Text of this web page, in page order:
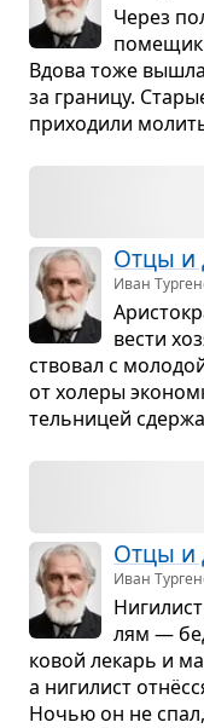
Через
поме­щик
Вдова тоже
за гра­ницу.
при­хо­дили
Отцы и
Иван
вести
ство­вал с
от холеры
тель­ни­цей
Отцы и
Иван
лям —
ко­вой лекарь и
а ниги­лист
Ночью он не